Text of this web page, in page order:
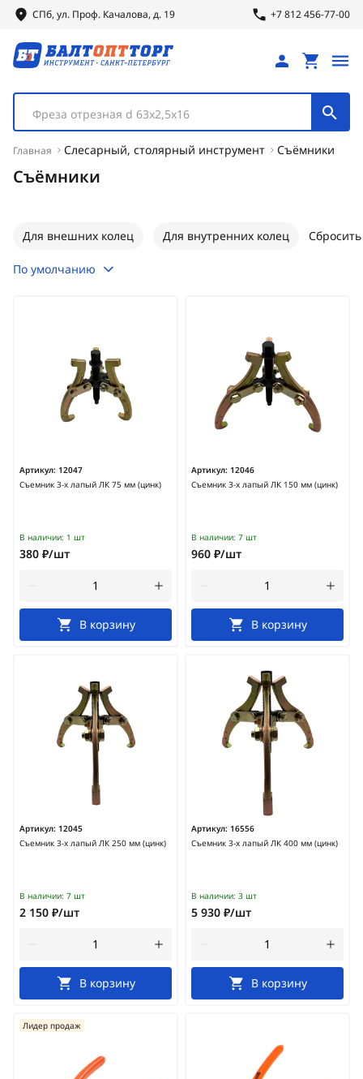
СПб, ул. Проф. Качалова, д. 19 +7 812 456-77-00
Фреза отрезная d 63х2,5х16
Главная Слесарный, столярный инструмент Съёмники
Съёмники
Для внешних колец Для внутренних колец
По умолчанию
Артикул: 12047
Съемник 3-х лапый ЛК 75 мм (цинк)
В наличии: 1 шт
380 ₽/шт
В корзину
Артикул: 12046
Съемник 3-х лапый ЛК 150 мм (цинк)
В наличии: 7 шт
960 ₽/шт
В корзину
Артикул: 12045
Съемник 3-х лапый ЛК 250 мм (цинк)
В наличии: 7 шт
2 150 ₽/шт
В корзину
Артикул: 16556
Съемник 3-х лапый ЛК 400 мм (цинк)
В наличии: 3 шт
5 930 ₽/шт
В корзину
Лидер продаж